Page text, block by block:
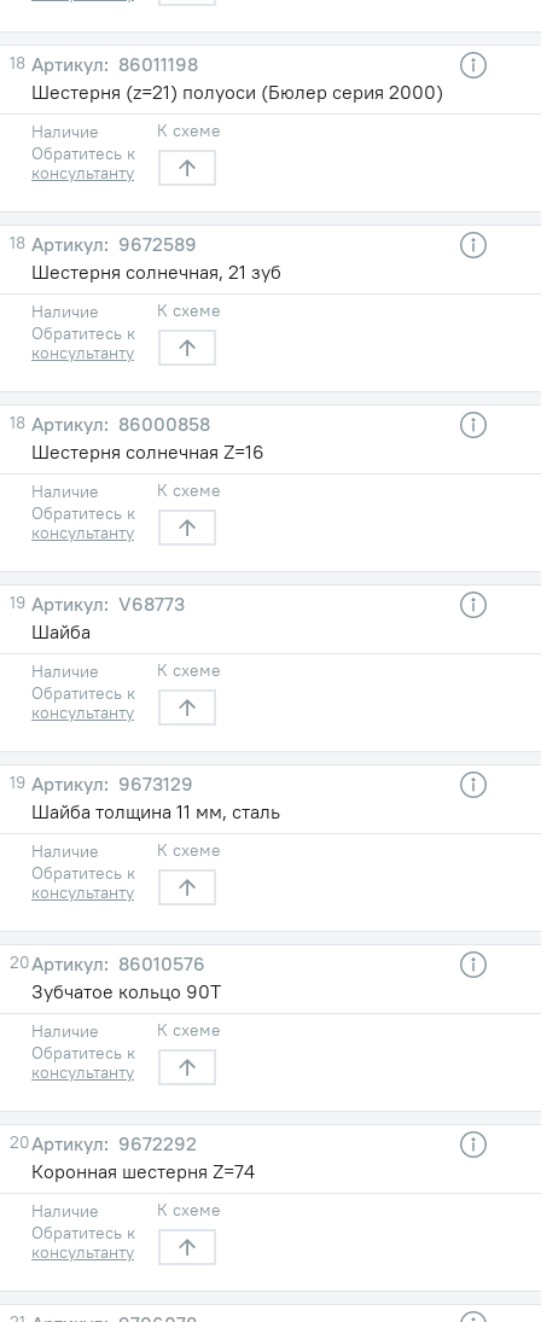
18
86011198
Шестерня (z=21) полуоси (Бюлер серия 2000)
Наличие
Обратитесь к
консультанту
К схеме
18
9672589
Шестерня солнечная, 21 зуб
Наличие
Обратитесь к
консультанту
К схеме
18
86000858
Шестерня солнечная Z=16
Наличие
Обратитесь к
консультанту
К схеме
19
V68773
Шайба
Наличие
Обратитесь к
консультанту
К схеме
19
9673129
Шайба толщина 11 мм, сталь
Наличие
Обратитесь к
консультанту
К схеме
20
86010576
Зубчатое кольцо 90Т
Наличие
Обратитесь к
консультанту
К схеме
20
9672292
Коронная шестерня Z=74
Наличие
Обратитесь к
консультанту
К схеме